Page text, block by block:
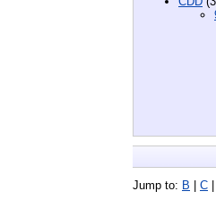
Jump to: B | C |